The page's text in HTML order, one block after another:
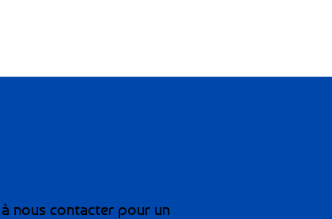
nous contacter pour un